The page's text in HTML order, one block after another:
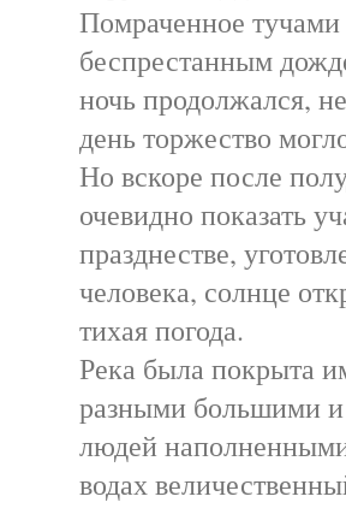
Помраченное
беспрестанным
ночь продолжался,
день торжество
Но вскоре после
очевидно показать
празднестве,
человека, солнце
тихая погода.
Река была покрыта
разными большими
людей
водах